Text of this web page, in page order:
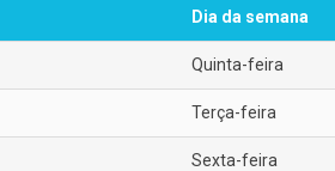
Dia da semana
Quinta-feira
Terça-feira
Sexta-feira